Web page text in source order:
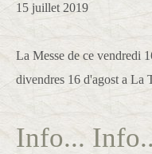
15 juillet 2019
La Messe de ce vendredi
divendres 16 d'agost a La
Info...